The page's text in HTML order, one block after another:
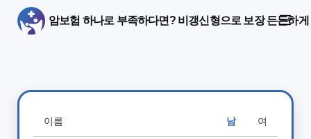
암보험 하나로 부족하다면? 비갱신형으로 보장 든든하
남 여